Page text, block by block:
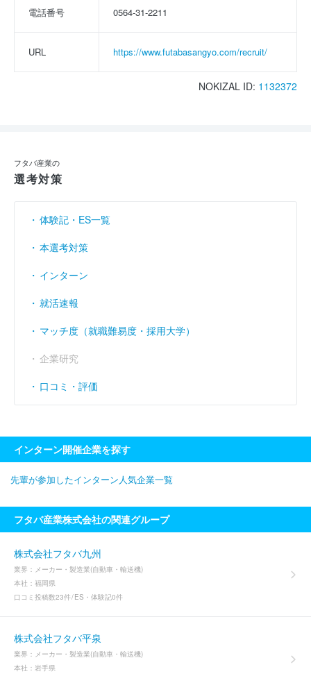
電話番号 0564-31-2211
URL https://www.futabasangyo.com/recruit/
NOKIZAL ID: 1132372
フタバ産業の
選考対策
体験記・ES一覧
本選考対策
インターン
就活速報
マッチ度（就職難易度・採用大学）
企業研究
口コミ・評価
インターン開催企業を探す
先輩が参加したインターン人気企業一覧
フタバ産業株式会社の関連グループ
株式会社フタバ九州
業界： メーカー・製造業(自動車・輸送機)
本社： 福岡県
口コミ投稿数23件 ES・体験記0件
株式会社フタバ平泉
業界： メーカー・製造業(自動車・輸送機)
本社： 岩手県